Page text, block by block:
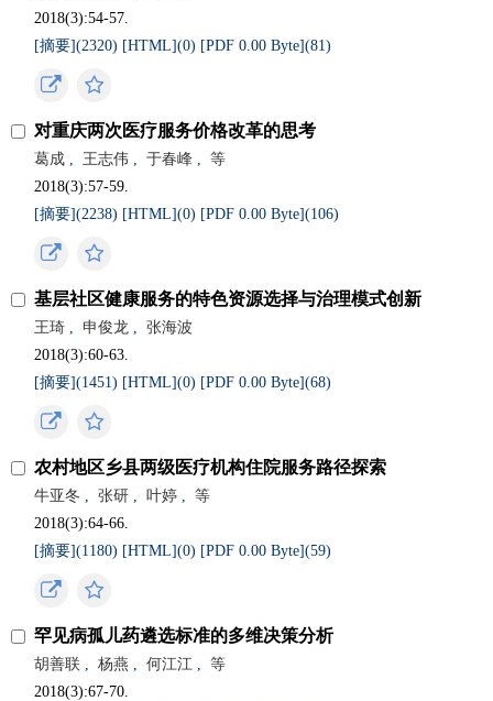
2018(3):54-57.
[摘要](2320) [HTML](0) [PDF 0.00 Byte](81)
对重庆两次医疗服务价格改革的思考
葛成 , 王志伟 , 于春峰 ,
等
2018(3):57-59.
[摘要](2238) [HTML](0) [PDF 0.00 Byte](106)
基层社区健康服务的特色资源选择与治理模式创新
王琦 , 申俊龙 ,
张海波
2018(3):60-63.
[摘要](1451) [HTML](0) [PDF 0.00 Byte](68)
农村地区乡县两级医疗机构住院服务路径探索
牛亚冬 , 张研 , 叶婷 ,
等
2018(3):64-66.
[摘要](1180) [HTML](0) [PDF 0.00 Byte](59)
罕见病孤儿药遴选标准的多维决策分析
胡善联 , 杨燕 , 何江江 ,
等
2018(3):67-70.